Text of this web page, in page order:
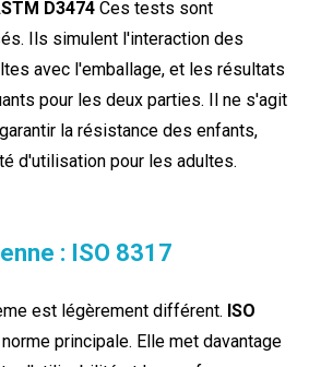
D3474Ces tests sont
Ils simulent l'interaction des
avec l'emballage, et les résultats
pour les deux parties. Il ne s'agit
la résistance des enfants,
d'utilisation pour les adultes.
: ISO 8317
est légèrement différent. ISO
principale. Elle met davantage